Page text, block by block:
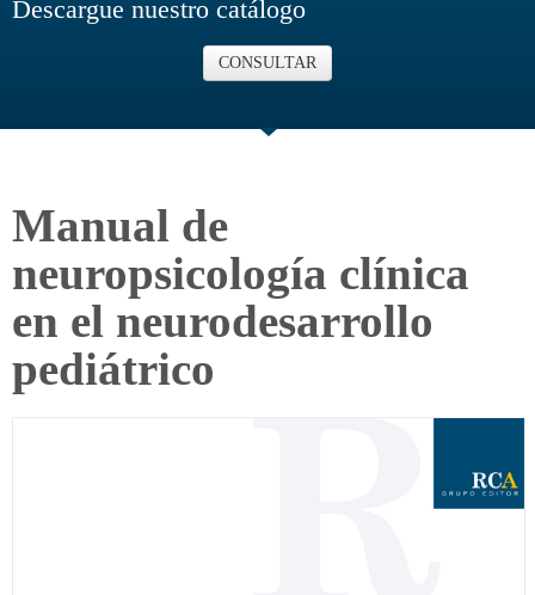
Descargue nuestro catálogo
CONSULTAR
Manual de
neuropsicología clínica
en el neurodesarrollo
pediátrico